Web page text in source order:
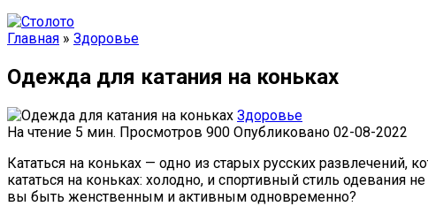
Главная » Здоровье
Одежда для катания на коньках
Здоровье
На чтение 5 мин. Просмотров 900 Опубликовано 02-08-2022
Кататься на коньках — одно из старых русских
кататься на коньках: холодно, и спортивный стиль одевания
вы быть женственным и активным одновременно?